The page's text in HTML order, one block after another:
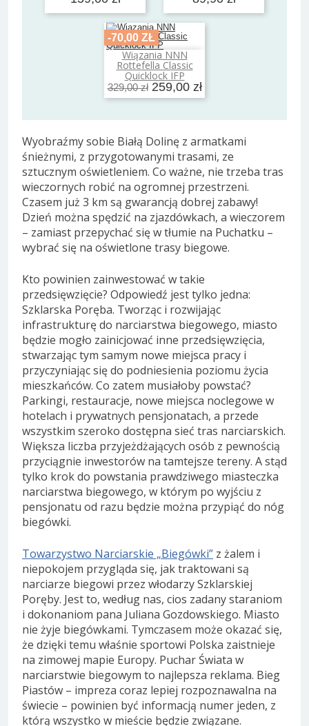
-70,00 ZŁ
Wiązania NNN
Rottefella Classic
Quicklock IFP
329,00 zł 259,00 zł
Dodaj do koszyka
Wyobraźmy sobie Białą Dolinę z armatkami
śnieżnymi, z przygotowanymi trasami, ze
sztucznym oświetleniem. Co ważne, nie trzeba tras
wieczornych robić na ogromnej przestrzeni.
Czasem już 3 km są gwarancją dobrej zabawy!
Dzień można spędzić na zjazdówkach, a wieczorem
– zamiast przepychać się w tłumie na Puchatku –
wybrać się na oświetlone trasy biegowe.
Kto powinien zainwestować w takie
przedsięwzięcie? Odpowiedź jest tylko jedna:
Szklarska Poręba. Tworząc i rozwijając
infrastrukturę do narciarstwa biegowego, miasto
będzie mogło zainicjować inne przedsięwzięcia,
stwarzając tym samym nowe miejsca pracy i
przyczyniając się do podniesienia poziomu życia
mieszkańców. Co zatem musiałoby powstać?
Parkingi, restauracje, nowe miejsca noclegowe w
hotelach i prywatnych pensjonatach, a przede
wszystkim szeroko dostępna sieć tras narciarskich.
Większa liczba przyjeżdżających osób z pewnością
przyciągnie inwestorów na tamtejsze tereny. A stąd
tylko krok do powstania prawdziwego miasteczka
narciarstwa biegowego, w którym po wyjściu z
pensjonatu od razu będzie można przypiąć do nóg
biegówki.
Towarzystwo Narciarskie „Biegówki” z żalem i
niepokojem przygląda się, jak traktowani są
narciarze biegowi przez włodarzy Szklarskiej
Poręby. Jest to, według nas, cios zadany staraniom
i dokonaniom pana Juliana Gozdowskiego. Miasto
nie żyje biegówkami. Tymczasem może okazać się,
że dzięki temu właśnie sportowi Polska zaistnieje
na zimowej mapie Europy. Puchar Świata w
narciarstwie biegowym to najlepsza reklama. Bieg
Piastów – impreza coraz lepiej rozpoznawalna na
świecie – powinien być informacją numer jeden, z
którą wszystko w mieście będzie związane.